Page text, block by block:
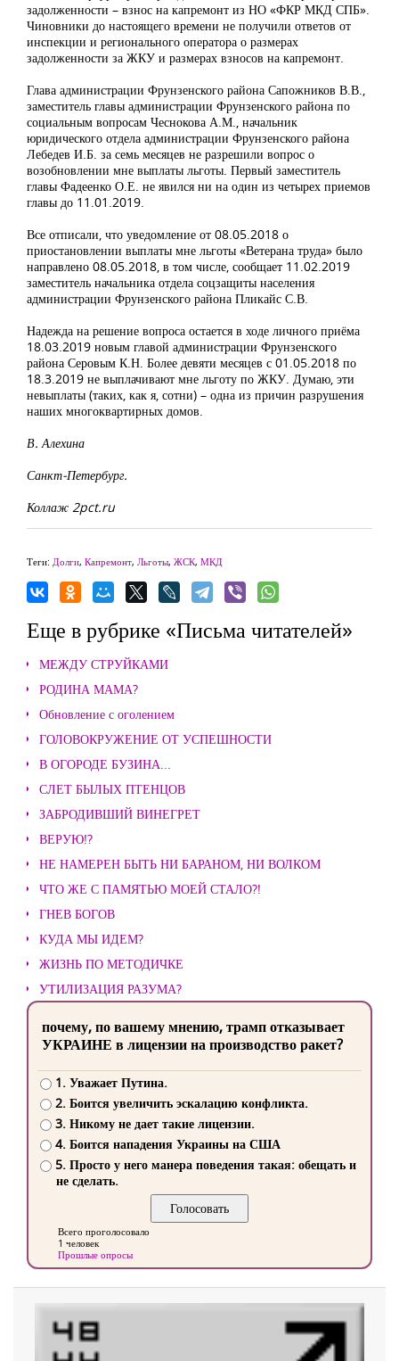
задолженности – взнос на капремонт из НО «ФКР МКД СПБ».
Чиновники до настоящего времени не получили ответов от
инспекции и регионального оператора о размерах
задолженности за ЖКУ и размерах взносов на капремонт.
Глава администрации Фрунзенского района Сапожников В.В.,
заместитель главы администрации Фрунзенского района по
социальным вопросам Чеснокова А.М., начальник
юридического отдела администрации Фрунзенского района
Лебедев И.Б. за семь месяцев не разрешили вопрос о
возобновлении мне выплаты льготы. Первый заместитель
главы Фадеенко О.Е. не явился ни на один из четырех приемов
главы до 11.01.2019.
Все отписали, что уведомление от 08.05.2018 о
приостановлении выплаты мне льготы «Ветерана труда» было
направлено 08.05.2018, в том числе, сообщает 11.02.2019
заместитель начальника отдела соцзащиты населения
администрации Фрунзенского района Пликайс С.В.
Надежда на решение вопроса остается в ходе личного приёма
18.03.2019 новым главой администрации Фрунзенского
района Серовым К.Н. Более девяти месяцев с 01.05.2018 по
18.3.2019 не выплачивают мне льготу по ЖКУ. Думаю, эти
невыплаты (таких, как я, сотни) – одна из причин разрушения
наших многоквартирных домов.
В. Алехина
Санкт-Петербург.
Коллаж 2pct.ru
Теги: Долги, Капремонт, Льготы, ЖСК, МКД
Еще в рубрике «Письма читателей»
МЕЖДУ СТРУЙКАМИ
РОДИНА МАМА?
Обновление с оголением
ГОЛОВОКРУЖЕНИЕ ОТ УСПЕШНОСТИ
В ОГОРОДЕ БУЗИНА...
СЛЕТ БЫЛЫХ ПТЕНЦОВ
ЗАБРОДИВШИЙ ВИНЕГРЕТ
ВЕРУЮ!?
НЕ НАМЕРЕН БЫТЬ НИ БАРАНОМ, НИ ВОЛКОМ
ЧТО ЖЕ С ПАМЯТЬЮ МОЕЙ СТАЛО?!
ГНЕВ БОГОВ
КУДА МЫ ИДЕМ?
ЖИЗНЬ ПО МЕТОДИЧКЕ
УТИЛИЗАЦИЯ РАЗУМА?
почему, по вашему мнению, трамп отказывает
УКРАИНЕ в лицензии на производство ракет?
1. Уважает Путина.
2. Боится увеличить эскалацию конфликта.
3. Никому не дает такие лицензии.
4. Боится нападения Украины на США
5. Просто у него манера поведения такая: обещать и
не сделать.
Всего проголосовало
1 человек
Прошлые опросы